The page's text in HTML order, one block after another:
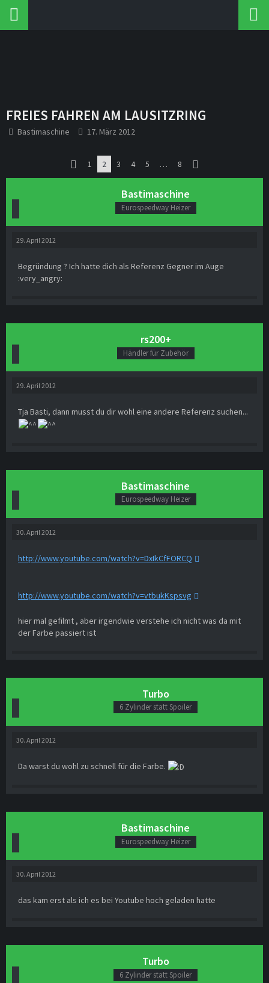
FREIES FAHREN AM LAUSITZRING
Bastimaschine 17. März 2012
1 2 3 4 5 … 8
Bastimaschine
Eurospeedway Heizer
29. April 2012
Begründung ? Ich hatte dich als Referenz Gegner im Auge
:very_angry:
rs200+
Händler für Zubehör
29. April 2012
Tja Basti, dann musst du dir wohl eine andere Referenz suchen...
Bastimaschine
Eurospeedway Heizer
30. April 2012
http://www.youtube.com/watch?v=DxIkCfFORCQ
http://www.youtube.com/watch?v=vtbukKspsvg
hier mal gefilmt , aber irgendwie verstehe ich nicht was da mit
der Farbe passiert ist
Turbo
6 Zylinder statt Spoiler
30. April 2012
Da warst du wohl zu schnell für die Farbe.
Bastimaschine
Eurospeedway Heizer
30. April 2012
das kam erst als ich es bei Youtube hoch geladen hatte
Turbo
6 Zylinder statt Spoiler